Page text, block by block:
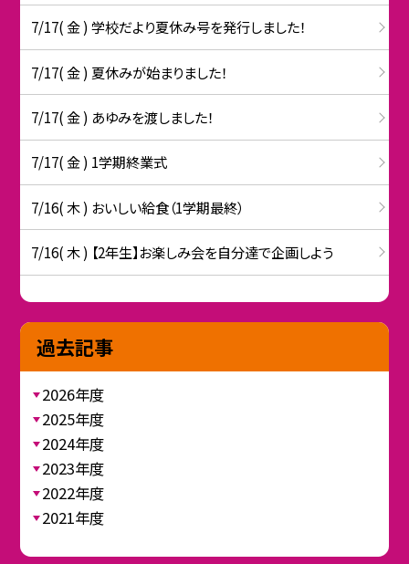
7/17( 金 ) 学校だより夏休み号を発行しました！
7/17( 金 ) 夏休みが始まりました！
7/17( 金 ) あゆみを渡しました！
7/17( 金 ) 1学期終業式
7/16( 木 ) おいしい給食（1学期最終）
7/16( 木 ) 【2年生】お楽しみ会を自分達で企画しよう
過去記事
2026年度
2025年度
2024年度
2023年度
2022年度
2021年度